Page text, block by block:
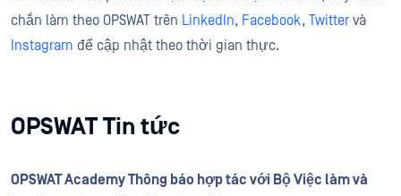
chắn làm theo OPSWAT trên LinkedIn, Facebook, Twitter và
Instagram để cập nhật theo thời gian thực.
OPSWAT Tin tức
OPSWAT Academy Thông báo hợp tác với Bộ Việc làm và